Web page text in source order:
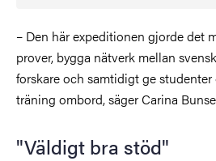
– Den här expeditionen gjorde det
prover, bygga nätverk mellan
forskare och samtidigt ge
träning ombord, säger Carina
"Väldigt bra stöd"